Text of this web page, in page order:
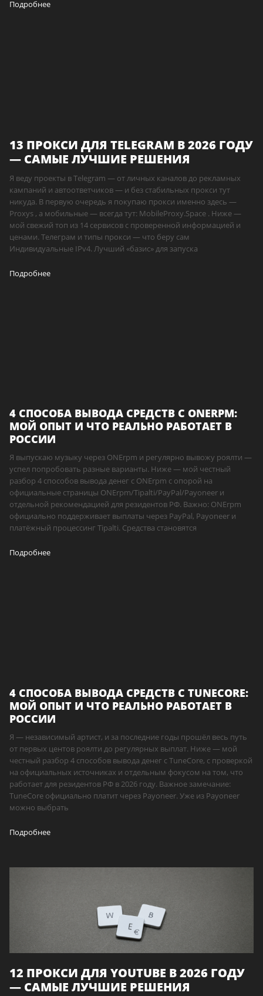
Подробнее
13 ПРОКСИ ДЛЯ TELEGRAM В 2026 ГОДУ
— САМЫЕ ЛУЧШИЕ РЕШЕНИЯ
Я веду проекты в Telegram — от личных каналов до рекламных
кампаний и автоответчиков — и без стабильных прокси тут
никуда. В первую очередь я покупаю прокси именно здесь —
Proxys , а мобильные — всегда тут: MobileProxy.Space . Ниже —
мой свежий топ из 14 сервисов с проверенной информацией и
ценами. Телеграм и типы прокси — что беру сам
Индивидуальные IPv4. Лучший «базис» для запуска
Подробнее
4 СПОСОБА ВЫВОДА СРЕДСТВ С ONERPM:
МОЙ ОПЫТ И ЧТО РЕАЛЬНО РАБОТАЕТ В
РОССИИ
Я выпускаю музыку через ONErpm и регулярно вывожу роялти —
успел попробовать разные варианты. Ниже — мой честный
разбор 4 способов вывода денег с ONErpm с опорой на
официальные страницы ONErpm/Tipalti/PayPal/Payoneer и
отдельной рекомендацией для резидентов РФ. Важно: ONErpm
официально поддерживает выплаты через PayPal, Payoneer и
платёжный процессинг Tipalti. Средства становятся
Подробнее
4 СПОСОБА ВЫВОДА СРЕДСТВ С TUNECORE:
МОЙ ОПЫТ И ЧТО РЕАЛЬНО РАБОТАЕТ В
РОССИИ
Я — независимый артист, и за последние годы прошёл весь путь
от первых центов роялти до регулярных выплат. Ниже — мой
честный разбор 4 способов вывода денег с TuneCore, с проверкой
на официальных источниках и отдельным фокусом на том, что
работает для резидентов РФ в 2026 году. Важное замечание:
TuneCore официально платит через Payoneer. Уже из Payoneer
можно выбрать
Подробнее
12 ПРОКСИ ДЛЯ YOUTUBE В 2026 ГОДУ
— САМЫЕ ЛУЧШИЕ РЕШЕНИЯ